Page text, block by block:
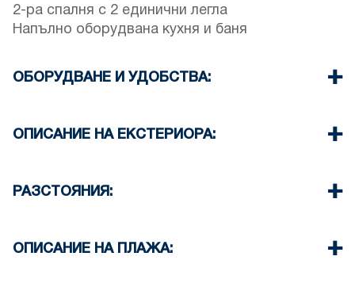
2-ра спалня с 2 единични легла
Напълно оборудвана кухня и баня
ОБОРУДВАНЕ И УДОБСТВА:
Климатик
Почистване веднъж при напускане
ОПИСАНИЕ НА ЕКСТЕРИОРА:
няма достатъчно място)
Друг безплатен обществен паркинг на 100
РАЗСТОЯНИЯ:
Село 150м
ОПИСАНИЕ НА ПЛАЖА: